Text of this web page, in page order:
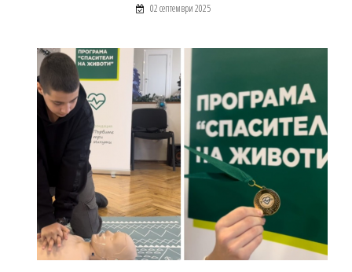
02 септември 2025